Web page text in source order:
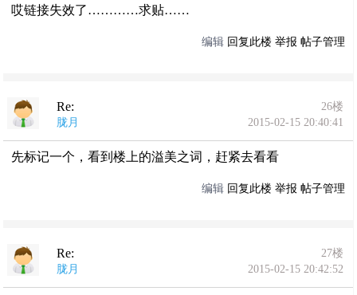
哎链接失效了…………求贴……
编辑 回复此楼 举报 帖子管理
Re:
26楼
胧月
2015-02-15 20:40:41
先标记一个，看到楼上的溢美之词，赶紧去看看
编辑 回复此楼 举报 帖子管理
Re:
27楼
胧月
2015-02-15 20:42:52